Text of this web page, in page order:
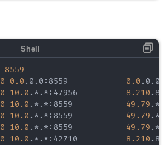
8559
0 0.0 .0.0:8559 0.0
0 10.0 .*.*:47956 8.210
0 10.0 .*.*:8559 49.79
0 10.0 .*.*:8559 49.79
0 10.0 .*.*:8559 49.79
0 10.0 .*.*:42710 8.210